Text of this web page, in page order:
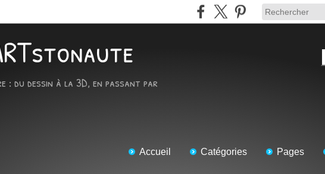
: du dessin à la 3D, en passant par
Accueil Catégories Pages